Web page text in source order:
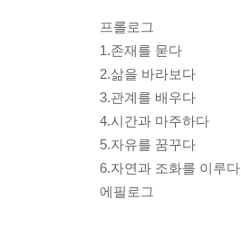
프롤로그
1.존재를 묻다
2.삶을 바라보다
3.관계를 배우다
4.시간과 마주하다
5.자유를 꿈꾸다
6.자연과 조화를 이루다
에필로그